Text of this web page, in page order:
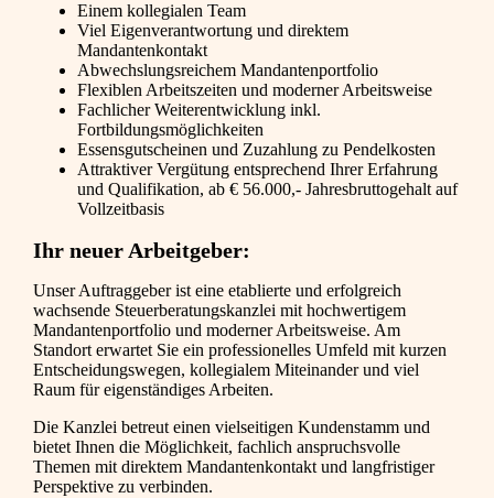
Einem kollegialen Team
Viel Eigenverantwortung und direktem
Mandantenkontakt
Abwechslungsreichem Mandantenportfolio
Flexiblen Arbeitszeiten und moderner Arbeitsweise
Fachlicher Weiterentwicklung inkl.
Fortbildungsmöglichkeiten
Essensgutscheinen und Zuzahlung zu Pendelkosten
Attraktiver Vergütung entsprechend Ihrer Erfahrung
und Qualifikation, ab € 56.000,- Jahresbruttogehalt auf
Vollzeitbasis
Ihr neuer Arbeitgeber:
Unser Auftraggeber ist eine etablierte und erfolgreich
wachsende Steuerberatungskanzlei mit hochwertigem
Mandantenportfolio und moderner Arbeitsweise. Am
Standort erwartet Sie ein professionelles Umfeld mit kurzen
Entscheidungswegen, kollegialem Miteinander und viel
Raum für eigenständiges Arbeiten.
Die Kanzlei betreut einen vielseitigen Kundenstamm und
bietet Ihnen die Möglichkeit, fachlich anspruchsvolle
Themen mit direktem Mandantenkontakt und langfristiger
Perspektive zu verbinden.